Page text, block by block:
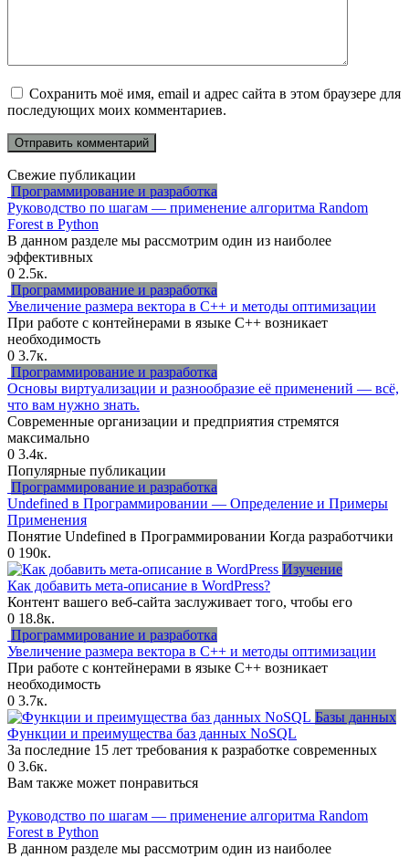
Сохранить моё имя, email и адрес сайта в этом браузере для
последующих моих комментариев.
Свежие публикации
Программирование и разработка
Руководство по шагам — применение алгоритма Random
Forest в Python
В данном разделе мы рассмотрим один из наиболее
эффективных
0 2.5к.
Программирование и разработка
Увеличение размера вектора в C++ и методы оптимизации
При работе с контейнерами в языке C++ возникает
необходимость
0 3.7к.
Программирование и разработка
Основы виртуализации и разнообразие её применений — всё,
что вам нужно знать.
Современные организации и предприятия стремятся
максимально
0 3.4к.
Популярные публикации
Программирование и разработка
Undefined в Программировании — Определение и Примеры
Применения
Понятие Undefined в Программировании Когда разработчики
0 190к.
Изучение
Как добавить мета-описание в WordPress?
Контент вашего веб-сайта заслуживает того, чтобы его
0 18.8к.
Программирование и разработка
Увеличение размера вектора в C++ и методы оптимизации
При работе с контейнерами в языке C++ возникает
необходимость
0 3.7к.
Базы данных
Функции и преимущества баз данных NoSQL
За последние 15 лет требования к разработке современных
0 3.6к.
Вам также может понравиться
Руководство по шагам — применение алгоритма Random
Forest в Python
В данном разделе мы рассмотрим один из наиболее